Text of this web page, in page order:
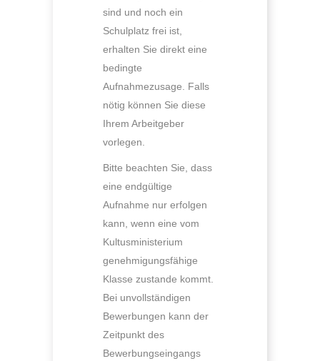
sind und noch ein
Schulplatz frei ist,
erhalten Sie direkt eine
bedingte
Aufnahmezusage. Falls
nötig können Sie diese
Ihrem Arbeitgeber
vorlegen.
Bitte beachten Sie, dass
eine endgültige
Aufnahme nur erfolgen
kann, wenn eine vom
Kultusministerium
genehmigungsfähige
Klasse zustande kommt.
Bei unvollständigen
Bewerbungen kann der
Zeitpunkt des
Bewerbungseingangs